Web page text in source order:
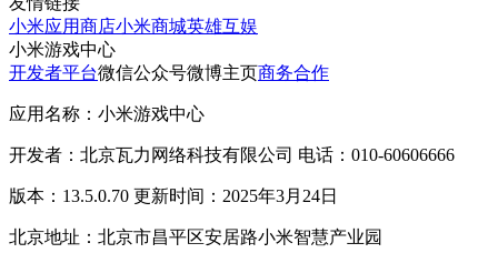
小米应用商店小米商城英雄互娱
小米游戏中心
开发者平台微信公众号微博主页商务合作
应用名称：小米游戏中心
开发者：北京瓦力网络科技有限公司 电话：010-60606666
版本：13.5.0.70 更新时间：2025年3月24日
北京地址：北京市昌平区安居路小米智慧产业园